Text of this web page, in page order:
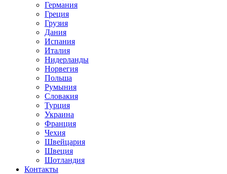
Германия
Греция
Грузия
Дания
Испания
Италия
Нидерланды
Норвегия
Польша
Румыния
Словакия
Турция
Украина
Франция
Чехия
Швейцария
Швеция
Шотландия
Контакты